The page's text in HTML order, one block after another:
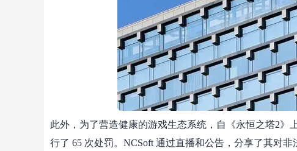
此外，为了营造健康的游戏生态系统，自《永恒之塔2》
行了 65 次处罚。NCSoft 通过直播和公告，分享了其对